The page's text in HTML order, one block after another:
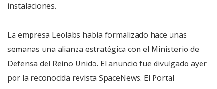
instalaciones.
La empresa Leolabs había formalizado hace unas
semanas una alianza estratégica con el Ministerio de
Defensa del Reino Unido. El anuncio fue divulgado ayer
por la reconocida revista SpaceNews. El Portal